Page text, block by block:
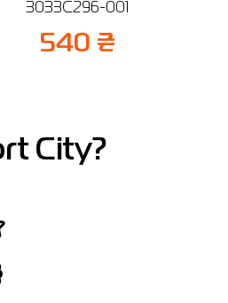
3033C296-001
540 ₴
City?